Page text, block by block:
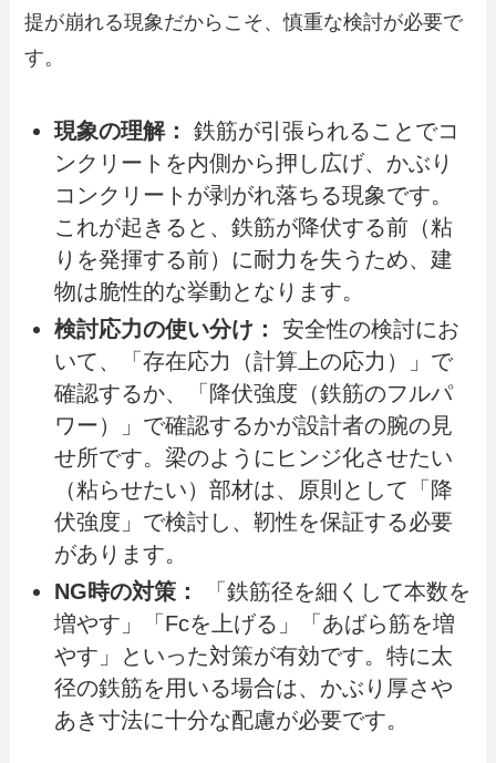
提が崩れる現象だからこそ、慎重な検討が必要で
す。
現象の理解：
鉄筋が引張られることでコ
ンクリートを内側から押し広げ、かぶり
コンクリートが剥がれ落ちる現象です。
これが起きると、鉄筋が降伏する前（粘
りを発揮する前）に耐力を失うため、建
物は脆性的な挙動となります。
検討応力の使い分け：
安全性の検討にお
いて、「存在応力（計算上の応力）」で
確認するか、「降伏強度（鉄筋のフルパ
ワー）」で確認するかが設計者の腕の見
せ所です。梁のようにヒンジ化させたい
（粘らせたい）部材は、原則として「降
伏強度」で検討し、靭性を保証する必要
があります。
NG時の対策：
「鉄筋径を細くして本数を
増やす」「Fcを上げる」「あばら筋を増
やす」といった対策が有効です。特に太
径の鉄筋を用いる場合は、かぶり厚さや
あき寸法に十分な配慮が必要です。